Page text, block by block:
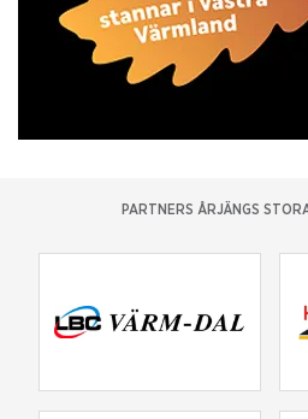
PARTNERS ÅRJÄNGS